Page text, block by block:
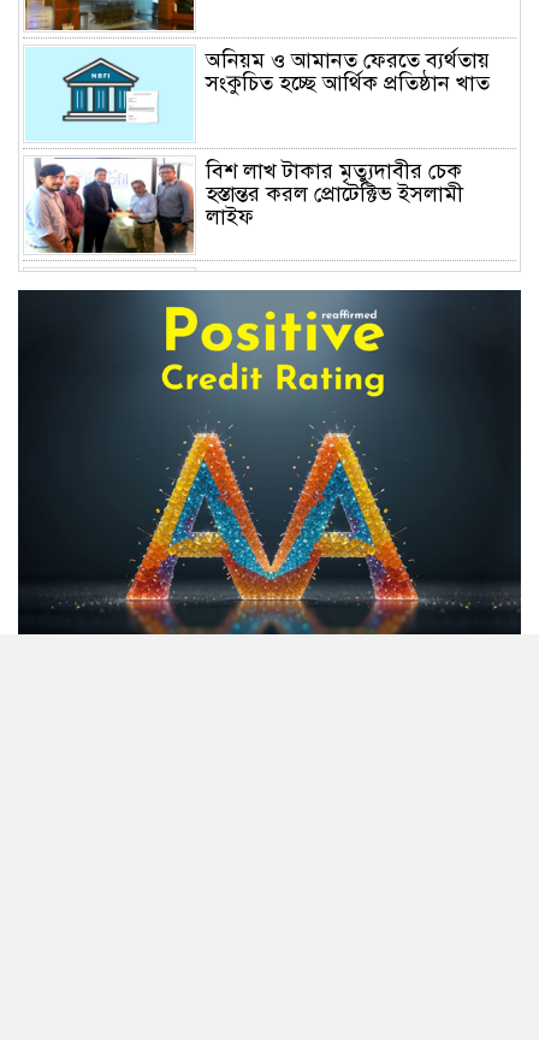
অনিয়ম ও আমানত ফেরতে ব্যর্থতায়
সংকুচিত হচ্ছে আর্থিক প্রতিষ্ঠান খাত
বিশ লাখ টাকার মৃত্যুদাবীর চেক
হস্তান্তর করল প্রোটেক্টিভ ইসলামী
লাইফ
শেয়ার দর, ডিএসইর সতর্কবার্তা